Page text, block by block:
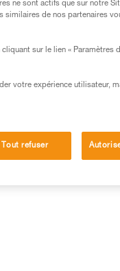
ne sont actifs que sur notre
similaires de nos partenaires
sur le lien « Paramètres
votre expérience utilisateur,
Tout refuser